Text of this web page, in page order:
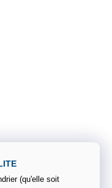
(qu'elle soit